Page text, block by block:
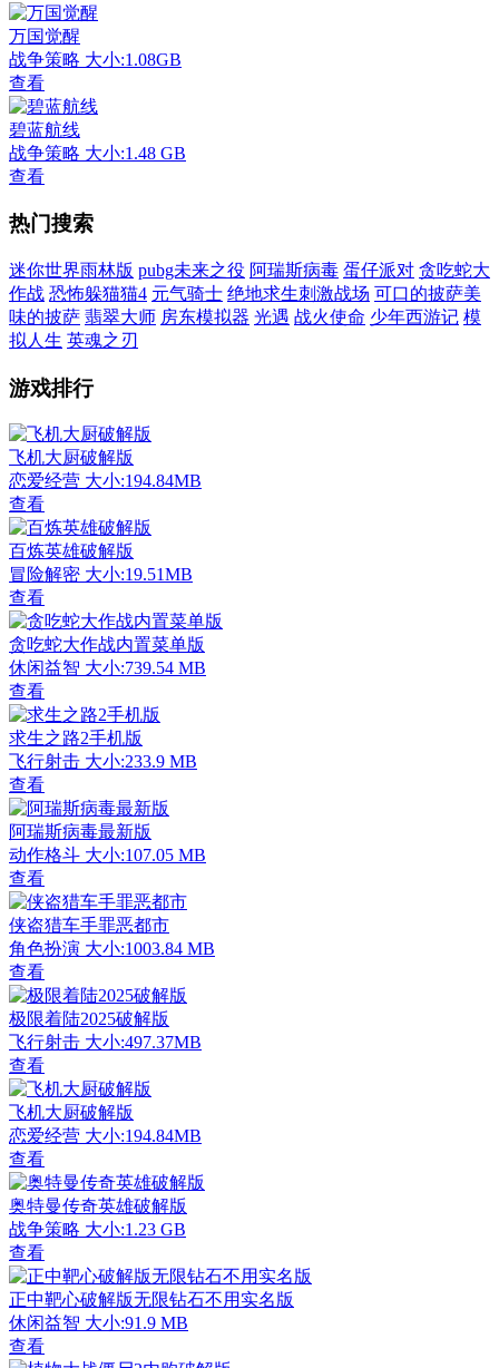
万国觉醒
战争策略 大小:1.08GB
查看
碧蓝航线
战争策略 大小:1.48 GB
查看
热门搜索
迷你世界雨林版 pubg未来之役 阿瑞斯病毒 蛋仔派对 贪吃蛇大
作战 恐怖躲猫猫4 元气骑士 绝地求生刺激战场 可口的披萨美
味的披萨 翡翠大师 房东模拟器 光遇 战火使命 少年西游记 模
拟人生 英魂之刃
游戏排行
飞机大厨破解版
恋爱经营 大小:194.84MB
查看
百炼英雄破解版
冒险解密 大小:19.51MB
查看
贪吃蛇大作战内置菜单版
休闲益智 大小:739.54 MB
查看
求生之路2手机版
飞行射击 大小:233.9 MB
查看
阿瑞斯病毒最新版
动作格斗 大小:107.05 MB
查看
侠盗猎车手罪恶都市
角色扮演 大小:1003.84 MB
查看
极限着陆2025破解版
飞行射击 大小:497.37MB
查看
飞机大厨破解版
恋爱经营 大小:194.84MB
查看
奥特曼传奇英雄破解版
战争策略 大小:1.23 GB
查看
正中靶心破解版无限钻石不用实名版
休闲益智 大小:91.9 MB
查看